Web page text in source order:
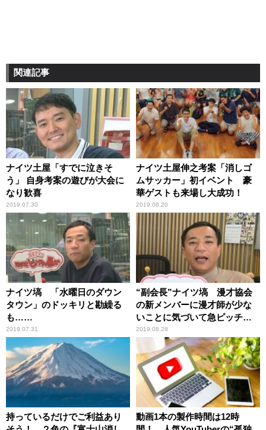
関連記事
ナイツ土屋「すでに泣きそ
う」 自身考案の遊びが大会に
なり歓喜
2019.07.30
ナイツ土屋伸之考案「消しゴ
ムサッカー」初イベント 豪
華ゲストも来場し大成功！
2019.08.20
ナイツ塙 「水曜日のダウン
タウン」のドッキリと勘繰る
も……
2019.07.31
“副会長”ナイツ塙 漫才協会
の新メンバーに漫才師が少な
いことに気づいて急ピッチ勧
誘
2019.08.28
持っているだけでご利益あり
動画1本の製作時間は12時